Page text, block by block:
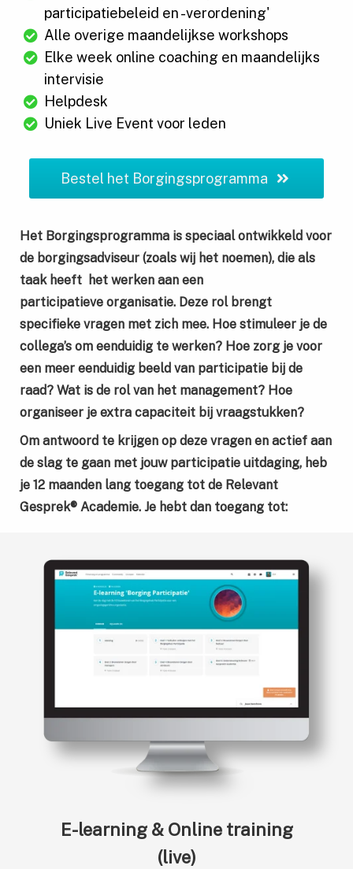
participatiebeleid en -verordening'
Alle overige maandelijkse workshops
Elke week online coaching en maandelijks
intervisie
Helpdesk
Uniek Live Event voor leden
Bestel het Borgingsprogramma
Het Borgingsprogramma is speciaal ontwikkeld voor
de borgingsadviseur (zoals wij het noemen), die als
taak heeft het werken aan een
participatieve organisatie. Deze rol brengt
specifieke vragen met zich mee. Hoe stimuleer je de
collega’s om eenduidig te werken? Hoe zorg je voor
een meer eenduidig beeld van participatie bij de
raad? Wat is de rol van het management? Hoe
organiseer je extra capaciteit bij vraagstukken?
Om antwoord te krijgen op deze vragen en actief aan
de slag te gaan met jouw participatie uitdaging, heb
je 12 maanden lang toegang tot de Relevant
Gesprek® Academie. Je hebt dan toegang tot:
E-learning & Online training
(live)